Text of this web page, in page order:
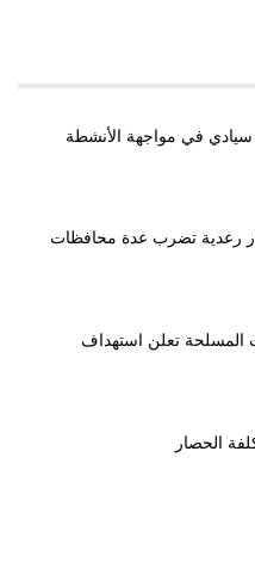
سيادي في مواجهة الأنشطة
رعدية تضرب عدة محافظات
المسلحة تعلن استهداف
الحصار